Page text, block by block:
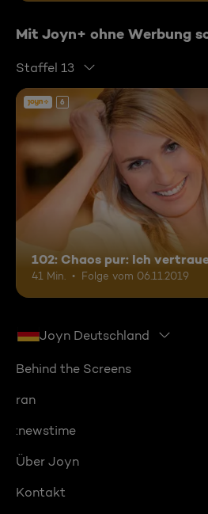
Mit Joyn+ ohne Werbung
Staffel 13
6
102: Chaos pur: Ich
41 Min. Folge vom 06.11.2019
Joyn Deutschland
Behind the Screens
ran
:newstime
Über Joyn
Kontakt